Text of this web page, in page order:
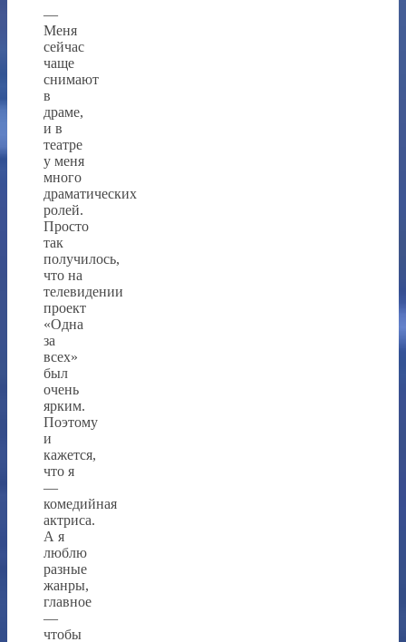
—
Меня
сейчас
чаще
снимают
в
драме,
и в
театре
у меня
много
драматических
ролей.
Просто
так
получилось,
что на
телевидении
проект
«Одна
за
всех»
был
очень
ярким.
Поэтому
и
кажется,
что я
—
комедийная
актриса.
А я
люблю
разные
жанры,
главное
—
чтобы